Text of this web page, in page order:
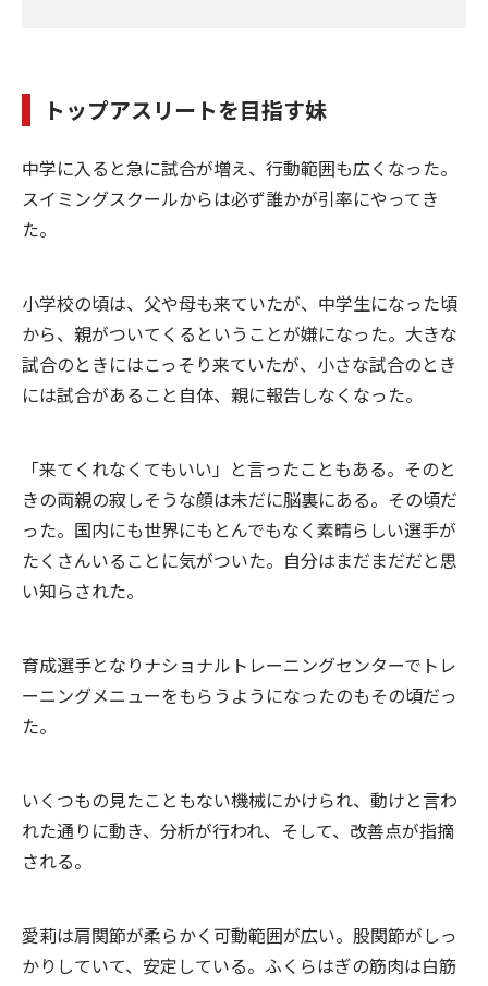
トップアスリートを目指す妹
中学に入ると急に試合が増え、行動範囲も広くなった。
スイミングスクールからは必ず誰かが引率にやってき
た。
小学校の頃は、父や母も来ていたが、中学生になった頃
から、親がついてくるということが嫌になった。大きな
試合のときにはこっそり来ていたが、小さな試合のとき
には試合があること自体、親に報告しなくなった。
「来てくれなくてもいい」と言ったこともある。そのと
きの両親の寂しそうな顔は未だに脳裏にある。その頃だ
った。国内にも世界にもとんでもなく素晴らしい選手が
たくさんいることに気がついた。自分はまだまだだと思
い知らされた。
育成選手となりナショナルトレーニングセンターでトレ
ーニングメニューをもらうようになったのもその頃だっ
た。
いくつもの見たこともない機械にかけられ、動けと言わ
れた通りに動き、分析が行われ、そして、改善点が指摘
される。
愛莉は肩関節が柔らかく可動範囲が広い。股関節がしっ
かりしていて、安定している。ふくらはぎの筋肉は白筋